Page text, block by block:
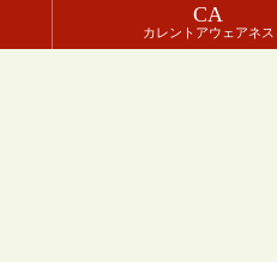
CA
カレントアウェアネス